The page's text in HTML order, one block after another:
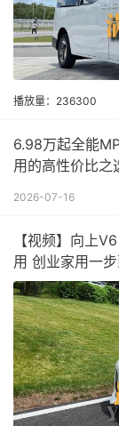
播放量：236300
6.98万起全能
用的高性价比之
2026-07-16
【视频】向上
用 创业家用一